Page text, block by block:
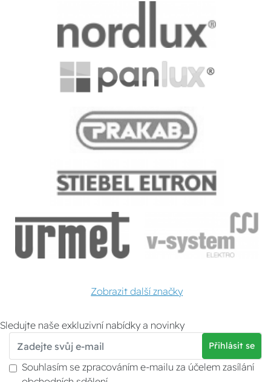
Zobrazit další značky
Sledujte naše exkluzivní nabídky a novinky
Přihlásit se
Souhlasím se zpracováním e-mailu za účelem zasílání